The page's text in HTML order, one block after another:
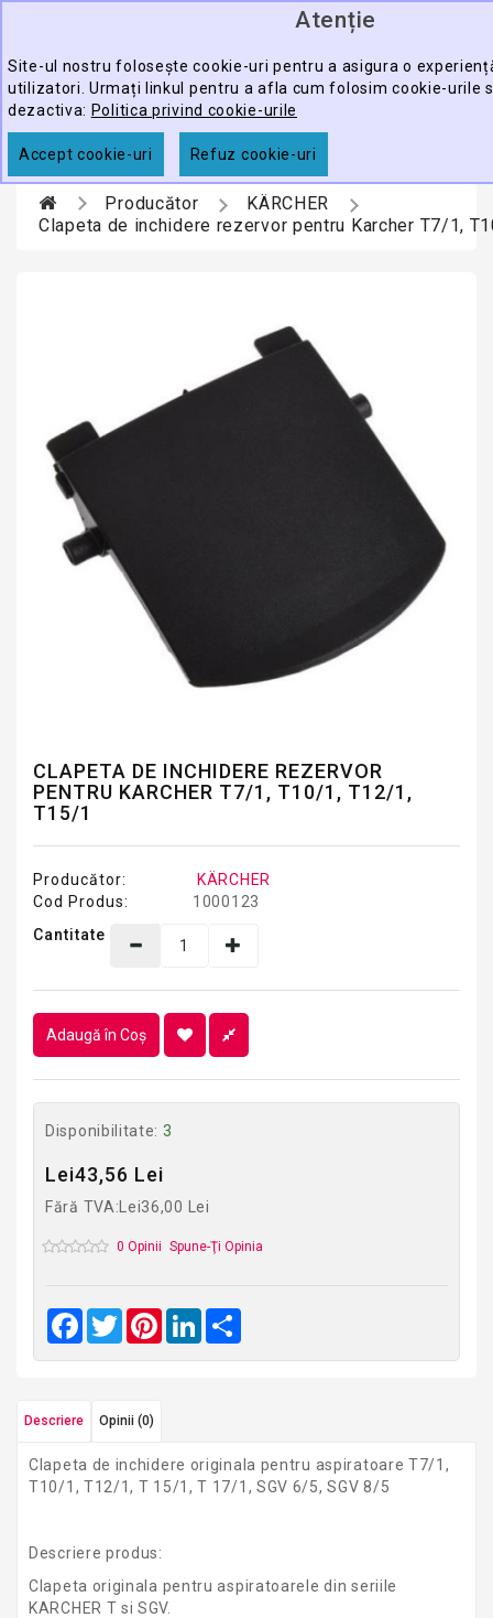
Atenție
Site-ul nostru folosește cookie-uri pentru a asigura o
utilizatori. Urmați linkul pentru a afla cum folosim cookie-urile
dezactiva: Politica privind cookie-urile
Accept cookie-uri Refuz cookie-uri
ECHIPAMENTE
PROFESIONALE
ACCESORII
PROMOTII
Producător
KÄRCHER
Clapeta de inchidere rezervor pentru Karcher T7/1,
CLAPETA DE INCHIDERE REZERVOR
PENTRU KARCHER T7/1, T10/1, T12/1,
T15/1
Producător:
KÄRCHER
Cod Produs:
1000123
Cantitate
Adaugă în Coş
Disponibilitate: 3
Lei43,56 Lei
Fără TVA:Lei36,00 Lei
0 Opinii Spune-Ţi Opinia
Facebook
TwitterPinterestLinkedIn
Descriere Opinii (0)
Clapeta de inchidere originala pentru aspiratoare T7/1,
T10/1, T12/1, T 15/1, T 17/1, SGV 6/5, SGV 8/5
Descriere produs:
Clapeta originala pentru aspiratoarele din seriile
KARCHER T si SGV.